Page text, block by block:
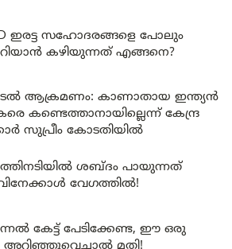
ID ഇരട്ട സഹോദരങ്ങളെ പോലും
കഴിയുന്നത് എങ്ങനെ?
ആക്രമണം: കാണാതായ ഇന്ത്യൻ
കണ്ടെത്താനായില്ലെന്ന് കേന്ദ്ര
സുപ്രീം കോടതിയിൽ
ശബ്ദം പായുന്നത്
വേഗത്തിൽ!
കേട്ട് പേടിക്കേണ്ട, ഈ ഒരു
അറിഞ്ഞുവെച്ചാൽ മതി!